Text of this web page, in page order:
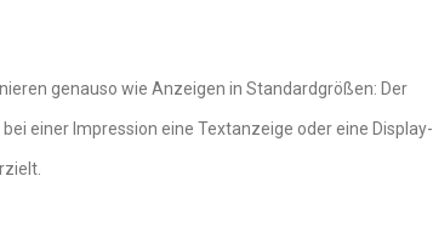
genauso wie Anzeigen in Standardgrößen: Der
einer Impression eine Textanzeige oder eine Display-